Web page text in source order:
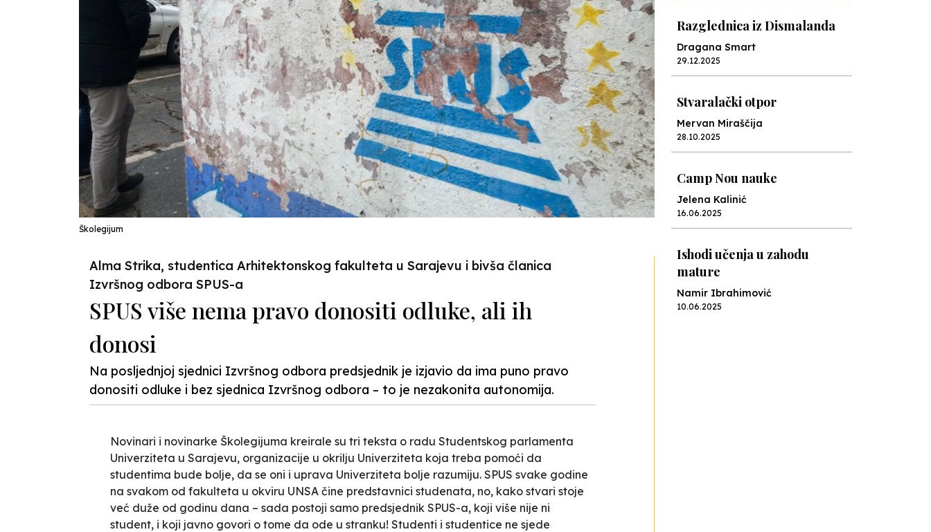
Školegijum
Alma Strika, studentica Arhitektonskog fakulteta u Sarajevu i bivša članica
Izvršnog odbora SPUS-a
SPUS više nema pravo donositi odluke, ali ih
donosi
Na posljednjoj sjednici Izvršnog odbora predsjednik je izjavio da ima puno pravo
donositi odluke i bez sjednica Izvršnog odbora – to je nezakonita autonomija.
Novinari i novinarke Školegijuma kreirale su tri teksta o radu Studentskog parlamenta
Univerziteta u Sarajevu, organizacije u okrilju Univerziteta koja treba pomoći da
studentima bude bolje, da se oni i uprava Univerziteta bolje razumiju. SPUS svake godine
na svakom od fakulteta u okviru UNSA čine predstavnici studenata, no, kako stvari stoje
već duže od godinu dana – sada postoji samo predsjednik SPUS-a, koji više nije ni
student, i koji javno govori o tome da ode u stranku! Studenti i studentice ne sjede
Razglednica iz Dismalanda
Dragana Smart
29.12.2025
Stvaralački otpor
Mervan Miraščija
28.10.2025
Camp Nou nauke
Jelena Kalinić
16.06.2025
Ishodi učenja u zahodu
mature
Namir Ibrahimović
10.06.2025